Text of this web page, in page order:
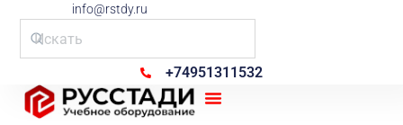
info@rstdy.ru
+74951311532